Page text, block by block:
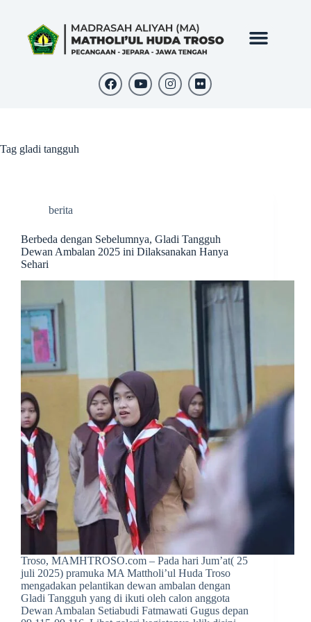
Tag gladi tangguh
berita
Berbeda dengan Sebelumnya, Gladi Tangguh
Dewan Ambalan 2025 ini Dilaksanakan Hanya
Sehari
Troso, MAMHTROSO.com – Pada hari Jum’at( 25
juli 2025) pramuka MA Mattholi’ul Huda Troso
mengadakan pelantikan dewan ambalan dengan
Gladi Tangguh yang di ikuti oleh calon anggota
Dewan Ambalan Setiabudi Fatmawati Gugus depan